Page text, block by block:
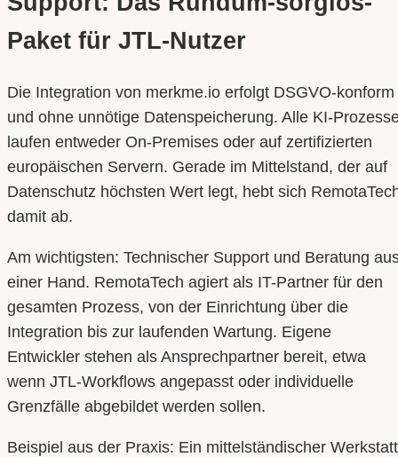
Paket für JTL-Nutzer
Die Integration von merkme.io erfolgt DSGVO-konform
und ohne unnötige Datenspeicherung. Alle KI-
laufen entweder On-Premises oder auf zertifizierten
europäischen Servern. Gerade im Mittelstand, der auf
Datenschutz höchsten Wert legt, hebt sich
damit ab.
Am wichtigsten: Technischer Support und Beratung
einer Hand. RemotaTech agiert als IT-Partner für den
gesamten Prozess, von der Einrichtung über die
Integration bis zur laufenden Wartung. Eigene
Entwickler stehen als Ansprechpartner bereit, etwa
wenn JTL-Workflows angepasst oder individuelle
Grenzfälle abgebildet werden sollen.
Beispiel aus der Praxis: Ein mittelständischer